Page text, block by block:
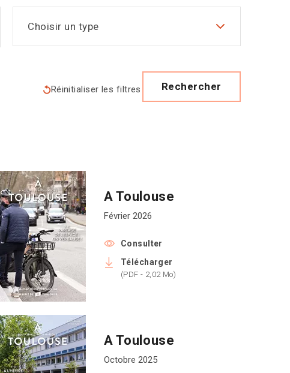
Choisir un type
Réinitialiser les filtres Rechercher
A Toulouse
Février 2026
Consulter
Télécharger
(PDF - 2,02 Mo)
A Toulouse
Octobre 2025